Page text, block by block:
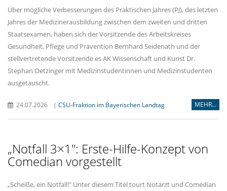
Über mögliche Verbesserungen des Praktischen Jahres (PJ), des letzten
Jahres der Medizinerausbildung zwischen dem zweiten und dritten
Staatsexamen, haben sich der Vorsitzende des Arbeitskreises
Gesundheit, Pflege und Prävention Bernhard Seidenath und der
stellvertretende Vorsitzende es AK Wissenschaft und Kunst Dr.
Stephan Oetzinger mit Medizinstudentinnen und Medizinstudenten
ausgetauscht.
24.07.2026 | CSU-Fraktion im Bayerischen Landtag MEHR...
Notfall 3×1": Erste-Hilfe-Konzept von
Comedian vorgestellt
Scheiße, ein Notfall!" Unter diesem Titel tourt Notarzt und Comedian